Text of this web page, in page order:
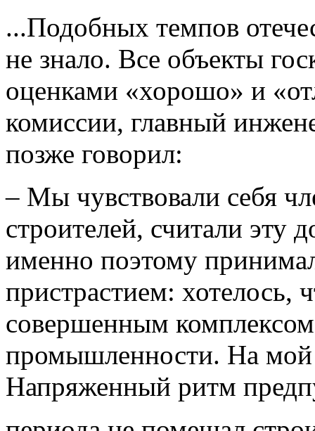
...Подобных темпов
не знало. Все объекты
оценками «хорошо» и
комиссии, главный
позже говорил:
– Мы чувствовали себя
строителей, считали эту
именно поэтому
пристрастием:
совершенным
промышленности. На мой
Напряженный ритм